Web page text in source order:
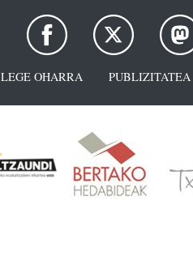
LEGE OHARRA PUBLIZITATEA